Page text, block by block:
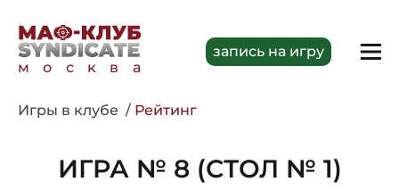
москва
запись на игру
Игры в клубе Рейтинг
ИГРА № 8 (СТОЛ № 1)